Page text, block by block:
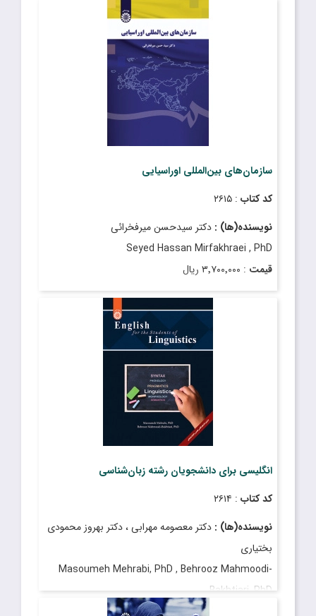
: آذر ۱۴۰۳
سازمان‌های بین‌المللی اوراسیایی
کد کتاب : ۲۶۱۵
نویسنده(ها) : دکتر سیدحسن میرفخرائی
Seyed Hassan Mirfakhraei , PhD
قیمت : ۳٬۷۰۰٬۰۰۰ ریال
: آبان ۱۴۰۳
انگلیسی برای دانشجویان رشته زبان‌شناسی
کد کتاب : ۲۶۱۴
نویسنده(ها) : دکتر معصومه مهرابی ، دکتر بهروز محمودی
بختیاری
Masoumeh Mehrabi, PhD , Behrooz Mahmoodi-
Bakhtiari, PhD ,